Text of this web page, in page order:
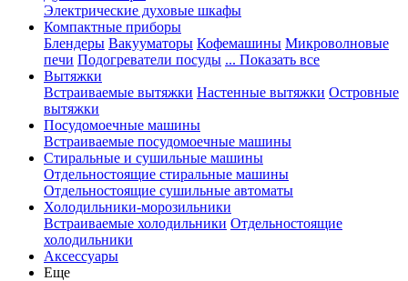
Электрические духовые шкафы
Компактные приборы
Блендеры Вакууматоры Кофемашины Микроволновые
печи Подогреватели посуды ... Показать все
Вытяжки
Встраиваемые вытяжки Настенные вытяжки Островные
вытяжки
Посудомоечные машины
Встраиваемые посудомоечные машины
Стиральные и сушильные машины
Отдельностоящие стиральные машины
Отдельностоящие сушильные автоматы
Холодильники-морозильники
Встраиваемые холодильники Отдельностоящие
холодильники
Аксессуары
Еще